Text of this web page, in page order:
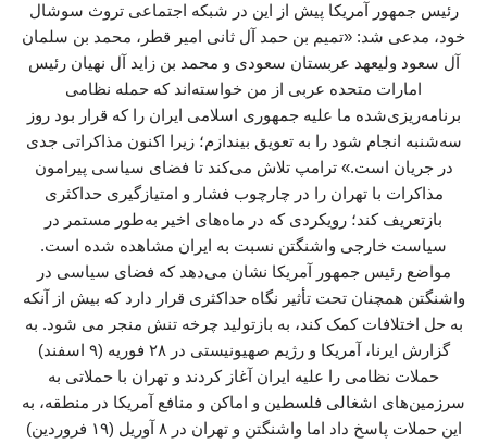
رئیس جمهور آمریکا پیش از این در شبکه اجتماعی تروث سوشال
خود، مدعی شد: «تمیم بن حمد آل ثانی امیر قطر، محمد بن سلمان
آل سعود ولیعهد عربستان سعودی و محمد بن زاید آل نهیان رئیس
امارات متحده عربی از من خواسته‌اند که حمله نظامی
برنامه‌ریزی‌شده ما علیه جمهوری اسلامی ایران را که قرار بود روز
سه‌شنبه انجام شود را به تعویق بیندازم؛ زیرا اکنون مذاکراتی جدی
در جریان است.» ترامپ تلاش می‌کند تا فضای سیاسی پیرامون
مذاکرات با تهران را در چارچوب فشار و امتیازگیری حداکثری
بازتعریف کند؛ رویکردی که در ماه‌های اخیر به‌طور مستمر در
سیاست خارجی واشنگتن نسبت به ایران مشاهده شده است.
مواضع رئیس جمهور آمریکا نشان می‌دهد که فضای سیاسی در
واشنگتن همچنان تحت تأثیر نگاه حداکثری قرار دارد که بیش از آنکه
به حل اختلافات کمک کند، به بازتولید چرخه تنش منجر می شود. به
گزارش ایرنا، آمریکا و رژیم صهیونیستی در ۲۸ فوریه (۹ اسفند)
حملات نظامی را علیه ایران آغاز کردند و تهران با حملاتی به
سرزمین‌های اشغالی فلسطین و اماکن و منافع آمریکا در منطقه، به
این حملات پاسخ داد اما واشنگتن و تهران در ۸ آوریل (۱۹ فروردین)